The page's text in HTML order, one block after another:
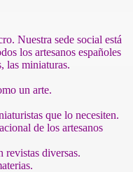
Nuestra sede social está
los artesanos españoles
las miniaturas.
un arte.
que lo necesiten.
de los artesanos
revistas diversas.